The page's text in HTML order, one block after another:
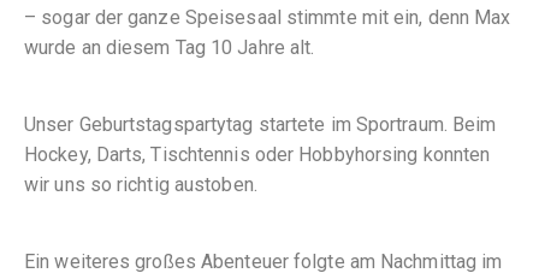
– sogar der ganze Speisesaal stimmte mit ein, denn Max
wurde an diesem Tag 10 Jahre alt.
Unser Geburtstagspartytag startete im Sportraum. Beim
Hockey, Darts, Tischtennis oder Hobbyhorsing konnten
wir uns so richtig austoben.
Ein weiteres großes Abenteuer folgte am Nachmittag im